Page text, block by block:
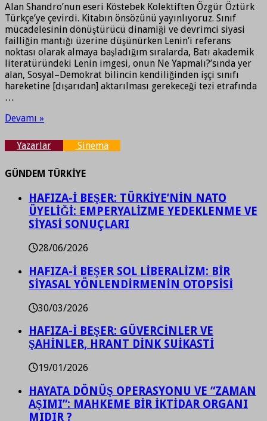
Alan Shandro’nun eseri Köstebek Kolektiften Özgür Öztürk
Türkçe’ye çevirdi. Kitabın önsözünü yayınlıyoruz. Sınıf
mücadelesinin dönüştürücü dinamiği ve devrimci siyasi
failliğin mantığı üzerine düşünürken Lenin’i referans
noktası olarak almaya başladığım sıralarda, Batı akademik
literatüründeki Lenin imgesi, onun Ne Yapmalı?’sında yer
alan, Sosyal–Demokrat bilincin kendiliğinden işçi sınıfı
hareketine [dışarıdan] aktarılması gerekeceği tezi etrafında
…
Devamı »
Yazarlar Sinema
GÜNDEM TÜRKİYE
HAFIZA-İ BEŞER: TÜRKİYE’NİN NATO
ÜYELİĞİ: EMPERYALİZME YEDEKLENME VE
SİYASİ SONUÇLARI
28/06/2026
HAFIZA-İ BEŞER SOL LİBERALİZM: BİR
SİYASAL YÖNLENDİRMENİN OTOPSİSİ
30/03/2026
HAFIZA-İ BEŞER: GÜVERCİNLER VE
ŞAHİNLER, HRANT DİNK SUİKASTİ
19/01/2026
HAYATA DÖNÜŞ OPERASYONU VE “ZAMAN
AŞIMI”: MAHKEME BİR İKTİDAR ORGANI
MIDIR ?